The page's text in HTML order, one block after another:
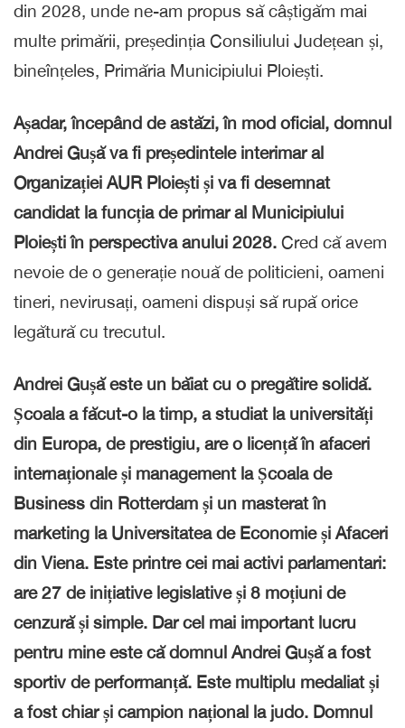
din 2028, unde ne-am propus să câștigăm mai
multe primării, președinția Consiliului Județean și,
bineînțeles, Primăria Municipiului Ploiești.
Așadar, începând de astăzi, în mod oficial, domnul
Andrei Gușă va fi președintele interimar al
Organizației AUR Ploiești și va fi desemnat
candidat la funcția de primar al Municipiului
Ploiești în perspectiva anului 2028. Cred că avem
nevoie de o generație nouă de politicieni, oameni
tineri, nevirusați, oameni dispuși să rupă orice
legătură cu trecutul.
Andrei Gușă este un băiat cu o pregătire solidă.
Școala a făcut-o la timp, a studiat la universități
din Europa, de prestigiu, are o licență în afaceri
internaționale și management la Școala de
Business din Rotterdam și un masterat în
marketing la Universitatea de Economie și Afaceri
din Viena. Este printre cei mai activi parlamentari:
are 27 de inițiative legislative și 8 moțiuni de
cenzură și simple. Dar cel mai important lucru
pentru mine este că domnul Andrei Gușă a fost
sportiv de performanță. Este multiplu medaliat și
a fost chiar și campion național la judo. Domnul